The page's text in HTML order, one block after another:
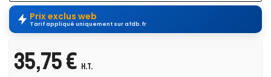
Prix exclus web
Tarif appliqué uniquement sur afdb.fr
35,75 € H.T.